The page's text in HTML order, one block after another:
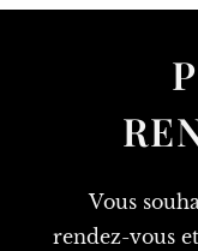
Vous
rendez-vous